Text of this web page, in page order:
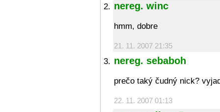
nereg. winc
hmm, dobre
21. 11. 2007 21:35
nereg. sebaboh
prečo taký čudný nick?
22. 11. 2007 01:13